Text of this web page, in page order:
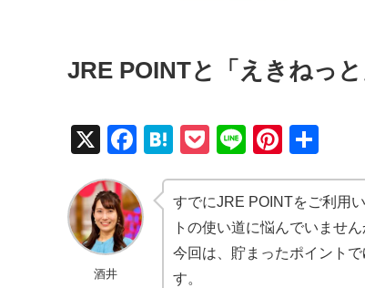
JRE POINTと「えきねっと
X
F
c
e
H
e
n
a
P
ck
et
Li
e
Pi
er
e
st
酒井
すでにJRE POINTをご利用
トの使い道に悩んでいません
今回は、貯まったポイント
す。